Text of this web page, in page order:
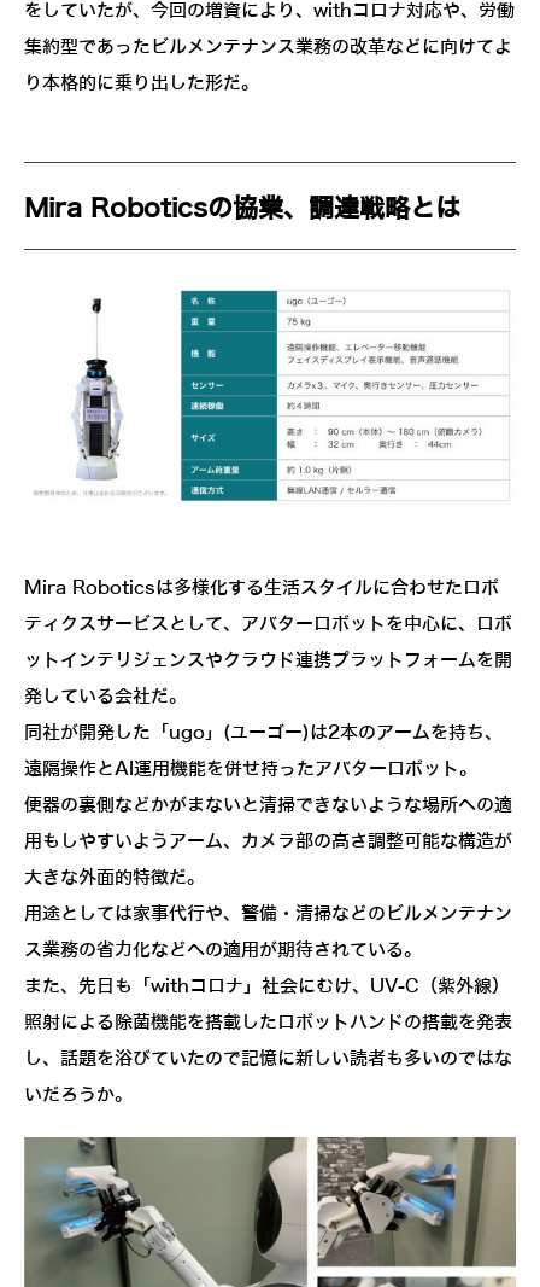
をしていたが、今回の増資により、withコロナ対応や、労働
集約型であったビルメンテナンス業務の改革などに向けてよ
り本格的に乗り出した形だ。
Mira Roboticsの協業、調達戦略とは
Mira Roboticsは多様化する生活スタイルに合わせたロボ
ティクスサービスとして、アバターロボットを中心に、ロボ
ットインテリジェンスやクラウド連携プラットフォームを開
発している会社だ。
同社が開発した「ugo」(ユーゴー)は2本のアームを持ち、
遠隔操作とAI運用機能を併せ持ったアバターロボット。
便器の裏側などかがまないと清掃できないような場所への適
用もしやすいようアーム、カメラ部の高さ調整可能な構造が
大きな外面的特徴だ。
用途としては家事代行や、警備・清掃などのビルメンテナン
ス業務の省力化などへの適用が期待されている。
また、先日も「withコロナ」社会にむけ、UV-C（紫外線）
照射による除菌機能を搭載したロボットハンドの搭載を発表
し、話題を浴びていたので記憶に新しい読者も多いのではな
いだろうか。